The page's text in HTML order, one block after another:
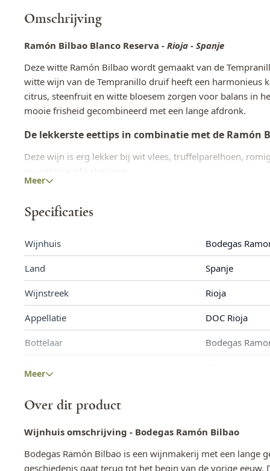
Omschrijving
Ramón Bilbao Blanco Reserva - Rioja - Spanje
Deze witte Ramón Bilbao wordt gemaakt van de
witte wijn van de Tempranillo druif heeft een harmonieus
citrus, steenfruit en witte bloesem zorgen voor balans in
mooie frisheid gecombineerd met een lange afdronk.
De lekkerste eettips in combinatie met de Ramón
Deze wijn is erg lekker bij wit vlees, truffelparelhoen,
en vette vis of kabeljauw.
Meer
Specificaties
Wijnhuis Bodegas
Land Spanje
Wijnstreek Rioja
Appellatie DOC Rioja
Bottelaar Bodegas
Allergenen
Alcoholpercentage 12,5%
Meer
Over dit product
Wijnhuis omschrijving - Bodegas Ramón Bilbao
Bodegas Ramón Bilbao is een wijnmakerij met een lange
geschiedenis gaat terug tot het begin van de vorige eeuw.